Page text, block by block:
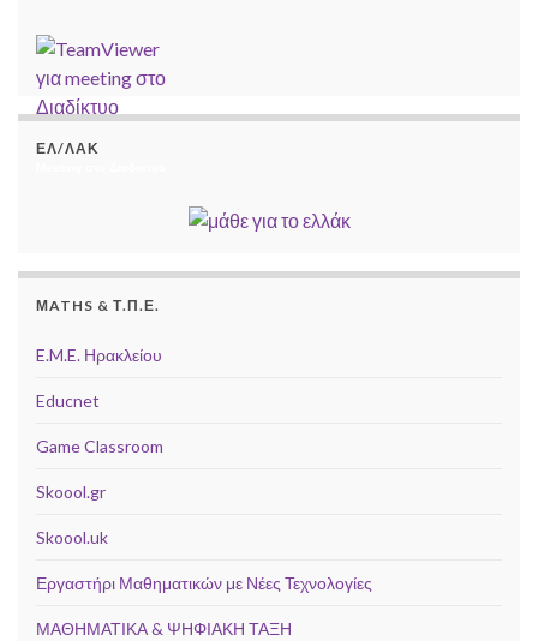
ΕΛ/ΛΑΚ
ΜATHS & Τ.Π.Ε.
E.M.E. Ηρακλείου
Educnet
Game Classroom
Skoool.gr
Skoool.uk
Εργαστήρι Μαθηματικών με Νέες Τεχνολογίες
ΜΑΘΗΜΑΤΙΚΑ & ΨΗΦΙΑΚΗ ΤΑΞΗ